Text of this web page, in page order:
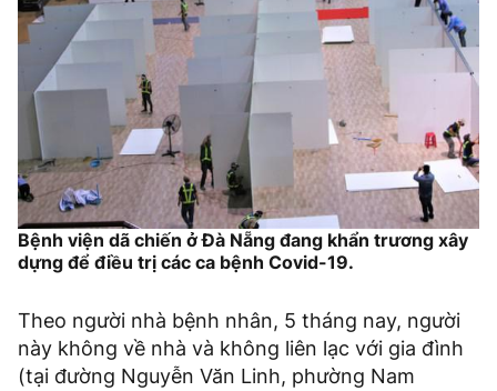
Bệnh viện dã chiến ở Đà Nẵng đang khẩn trương xây
dựng để điều trị các ca bệnh Covid-19.
Theo người nhà bệnh nhân, 5 tháng nay, người
này không về nhà và không liên lạc với gia đình
(tại đường Nguyễn Văn Linh, phường Nam